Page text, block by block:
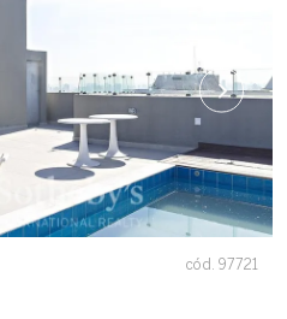
cód. 97721